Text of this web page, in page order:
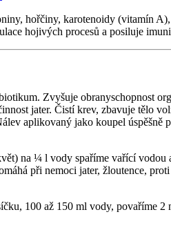
hořčiny, karotenoidy (vitamín
hojivých procesů a posiluje
Zvyšuje obranyschopnost
jater. Čistí krev, zbavuje tělo
aplikovaný jako koupel
na ¼ l vody spaříme vařící
při nemoci jater, žloutence,
100 až 150 ml vody, povaříme